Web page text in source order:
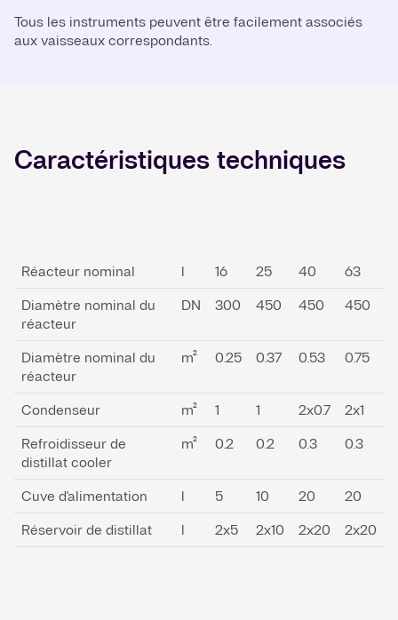
Tous les instruments peuvent être facilement associés
aux vaisseaux correspondants.
Caractéristiques techniques
Réacteur nominal l 16 25 40
63
Diamètre nominal du
réacteur
DN 300 450 450 450
Diamètre nominal du
réacteur
m² 0.25 0.37 0.53 0.75
Condenseur m² 1 1 2x0.7
2x1
Refroidisseur de
distillat cooler
m² 0.2 0.2 0.3 0.3
Cuve d'alimentation l 5 10 20
20
Réservoir de distillat
l 2x5 2x10 2x20 2x20